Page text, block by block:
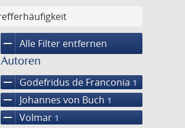
remove Alle Filter entfernen
Autoren
remove Godefridus de Franconia 1
remove Johannes von Buch 1
remove Volmar 1